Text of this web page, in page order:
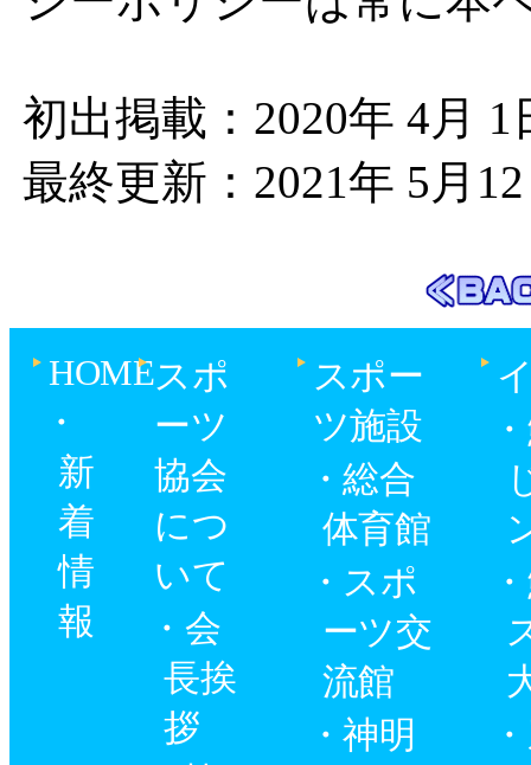
初出掲載：2020年 4月 1
最終更新：2021年 5月
HOME
新
着
情
報
スポ
ーツ
協会
につ
いて
会
長挨
拶
スポー
ツ施設
総合
体育館
スポ
ーツ交
流館
神明